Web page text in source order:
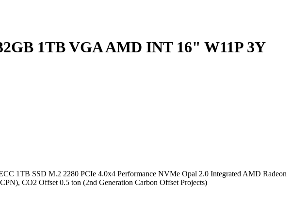
1TB VGA AMD INT 16" W11P 3Y
1TB SSD M.2 2280 PCIe 4.0x4 Performance NVMe Opal 2.0 Integrated AMD Radeon
CO2 Offset 0.5 ton (2nd Generation Carbon Offset Projects)